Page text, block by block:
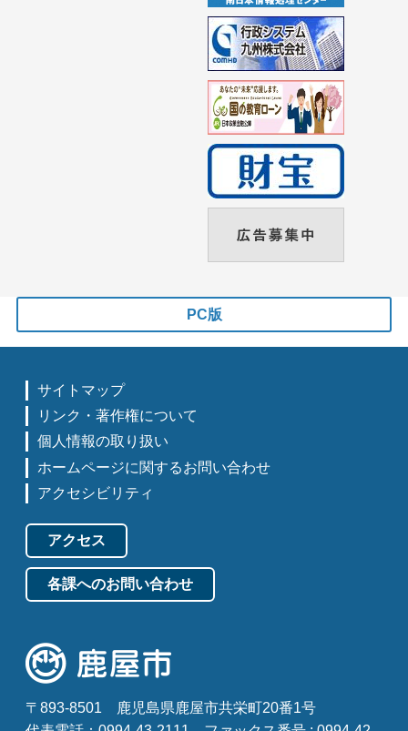
PC版
サイトマップ
リンク・著作権について
個人情報の取り扱い
ホームページに関するお問い合わせ
アクセシビリティ
アクセス
各課へのお問い合わせ
〒893-8501
鹿児島県鹿屋市共栄町20番1号